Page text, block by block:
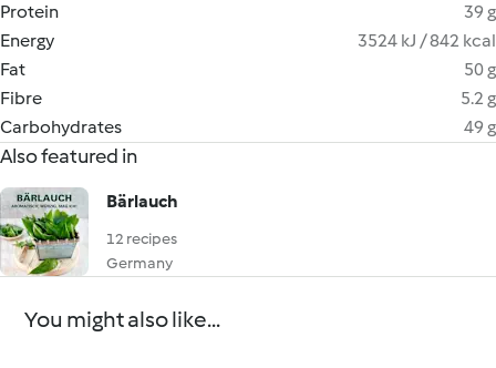
Protein
39 g
Energy
3524 kJ / 842 kcal
Fat
50 g
Fibre
5.2 g
Carbohydrates
49 g
Also featured in
Bärlauch
12 recipes
Germany
You might also like...